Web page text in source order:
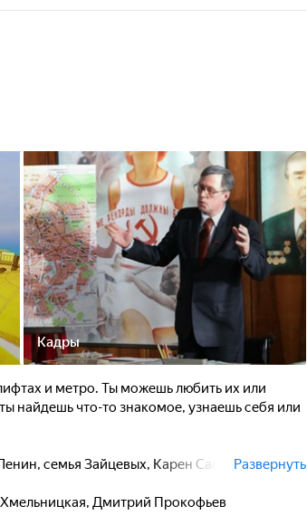
А также герои нового сериала о жителях
завораживает, влюбляет в себя и заставляет
и сбегает домой, а кто-то
никого не оставляет равнодушным. Все
Кадры
и метро. Ты можешь любить их или
найдешь что-то знакомое, узнаешь себя или
семья Зайцевых, Карен Самвелович
Развернуть
, Дмитрий Прокофьев